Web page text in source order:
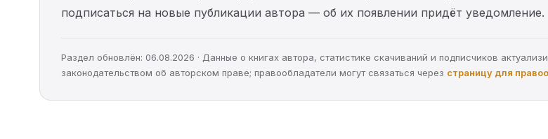
подписаться на новые публикации автора — об их появлении придёт уведомление.
Раздел обновлён: 06.08.2026 · Данные о книгах автора, статистике скачиваний и подписчиков
законодательством об авторском праве; правообладатели могут связаться через страницу для